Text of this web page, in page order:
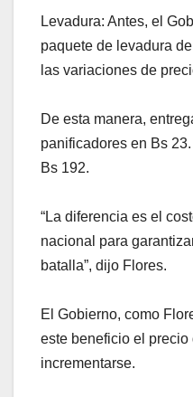
Levadura: Antes, el
paquete de levadura
las variaciones de
De esta manera,
panificadores en Bs
Bs 192.
“La diferencia es el
nacional para
batalla”, dijo Flores.
El Gobierno, como
este beneficio el
incrementarse.